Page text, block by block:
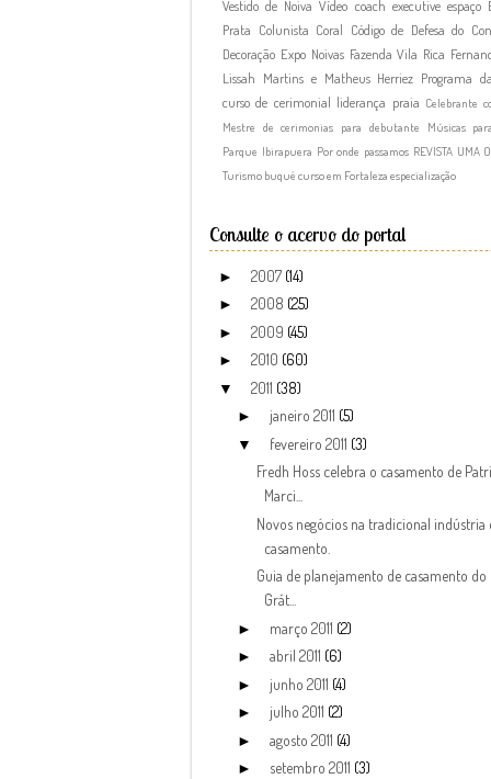
Vestido de Noiva Vídeo coach executive espaço
Prata Colunista Coral Código de Defesa do
Decoração Expo Noivas Fazenda Vila Rica
Lissah Martins e Matheus Herriez Programa
curso de cerimonial liderança praia Celebrante
Mestre de cerimonias para debutante Músicas
Parque Ibirapuera Por onde passamos REVISTA UMA
Turismo buquê curso em Fortaleza especialização
Consulte o acervo do portal
► 2007 (14)
► 2008 (25)
► 2009 (45)
► 2010 (60)
▼ 2011 (38)
► janeiro 2011 (5)
▼ fevereiro 2011 (3)
Fredh Hoss celebra o casamento de
Marci...
Novos negócios na tradicional indústria
casamento.
Guia de planejamento de casamento
Grát...
► março 2011 (2)
► abril 2011 (6)
► junho 2011 (4)
► julho 2011 (2)
► agosto 2011 (4)
► setembro 2011 (3)